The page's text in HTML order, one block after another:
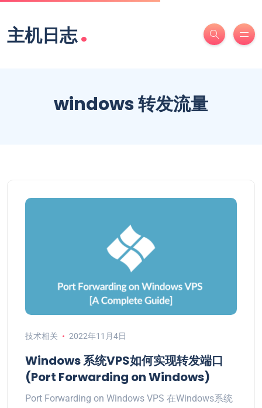
主机日志.
windows 转发流量
技术相关 2022年11月4日
Windows 系统VPS如何实现转发端口
(Port Forwarding on Windows)
Port Forwarding on Windows VPS 在Windows系统